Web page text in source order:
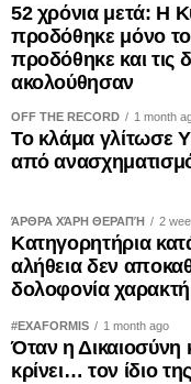
52 χρόνια μετά: Η
προδόθηκε μόνο
προδόθηκε και τις
ακολούθησαν
OFF THE RECORD 1 month
Το κλάμα γλίτωσε
από
ΆΡΘΡΑ ΧΆΡΗ ΘΕΡΑΠΉ 2
Κατηγορητήρια
αλήθεια δεν
δολοφονία
#EXAFORMIS 1 month ago
Όταν η Δικαιοσύνη
κρίνει… τον ίδιο